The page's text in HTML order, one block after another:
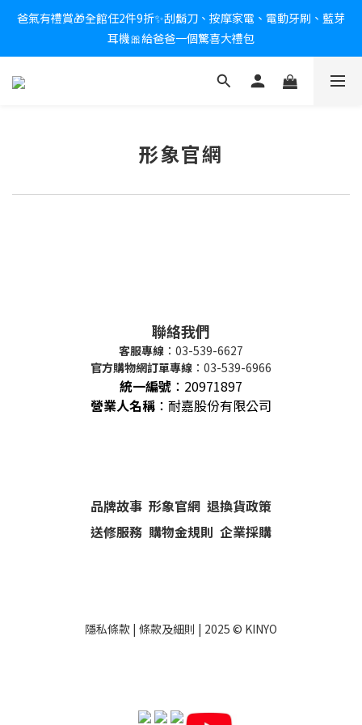
新會員送$100購物金✨再享消費回饋無極限
爸氣有禮賞🎁全館任2件9折✨刮鬍刀、按摩家電、電動牙刷、藍芽
耳機🎀給爸爸一個驚喜大禮包
炎熱夏日救星☀️秒凍扇登場💙半導體製冷 x 微米級冰霧，一秒開
新會員送$100購物金✨再享消費回饋無極限
形象官網
聯絡我們
客服專線 ：03-539-6627
官方購物網訂單專線 ：03-539-6966
統一編號 ： 20971897
營業人名稱 ：耐嘉股份有限公司
品牌故事 形象官網 退換貨政策
送修服務 購物金規則 企業採購
隱私條款 | 條款及細則 | 2025 © KINYO